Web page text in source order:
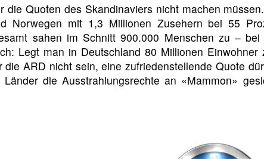
die Quoten des Skandinaviers nicht machen
Norwegen mit 1,3 Millionen Zusehern bei 55
sahen im Schnitt 900.000 Menschen zu –
Legt man in Deutschland 80 Millionen
ARD nicht sein, eine zufriedenstellende Quote
die Ausstrahlungsrechte an «Mammon»